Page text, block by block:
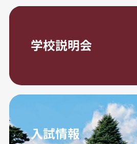
学校説明会
入試情報